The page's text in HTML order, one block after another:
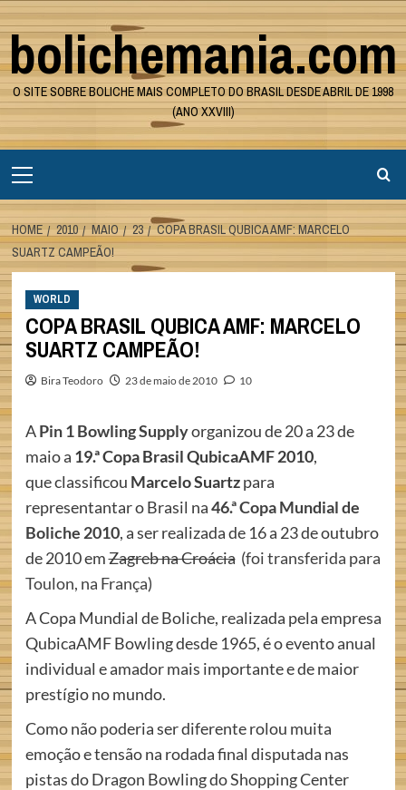
Skip
to
content
bolichemania.com
O SITE SOBRE BOLICHE MAIS COMPLETO DO BRASIL DESDE ABRIL DE 1998
(ANO XXVIII)
Menu
HOME 2010 MAIO 23
COPA BRASIL QUBICA AMF: MARCELO
SUARTZ CAMPEÃO!
WORLD
COPA BRASIL QUBICA AMF: MARCELO
SUARTZ CAMPEÃO!
Bira Teodoro 23 de maio de 2010 10
APin 1 Bowling Supplyorganizou de 20 a 23 de
maio a 19.ª Copa Brasil QubicaAMF 2010,
que classificou Marcelo Suartzpara
representantar o Brasil na46.ª Copa Mundial de
Boliche 2010, a ser realizada de 16 a 23 de outubro
de 2010 emZagreb na Croácia(foi transferida para
Toulon, na França)
A Copa Mundial de Boliche, realizada pela empresa
QubicaAMF Bowling desde 1965, é o evento anual
individual e amador mais importante e de maior
prestígio no mundo.
Como não poderia ser diferente rolou muita
emoção e tensão na rodada final disputada nas
pistas do Dragon Bowling do Shopping Center